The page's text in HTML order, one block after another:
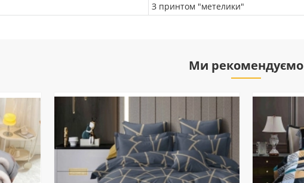
З принтом "метелики"
Ми рекомендуємо